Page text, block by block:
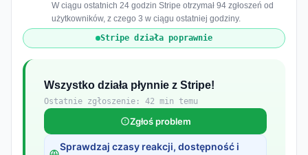
W ciągu ostatnich 24 godzin Stripe otrzymał 94 zgłoszeń od
użytkowników, z czego 3 w ciągu ostatniej godziny.
Stripe działa poprawnie
Wszystko działa płynnie z Stripe!
Ostatnie zgłoszenie: 42 min temu
Zgłoś problem
Sprawdzaj czasy reakcji, dostępność i